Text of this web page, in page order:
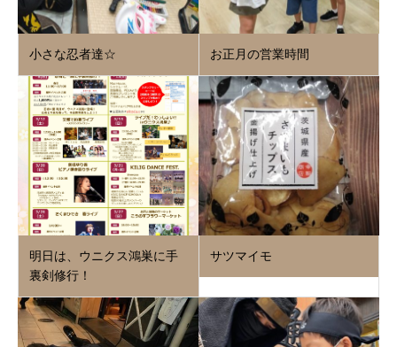
小さな忍者達☆ お正月の営業時間
明日は、ウニクス鴻巣に手
裏剣修行！
サツマイモ